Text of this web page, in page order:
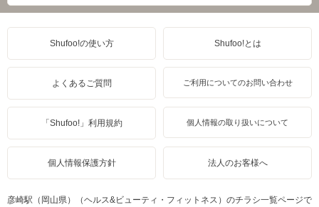
Shufoo!の使い方 Shufoo!とは
よくあるご質問 ご利用についてのお問い合わせ
「Shufoo!」利用規約 個人情報の取り扱いについて
個人情報保護方針 法人のお客様へ
彦崎駅（岡山県）（ヘルス&ビューティ・フィットネス）のチラシ一覧ページで